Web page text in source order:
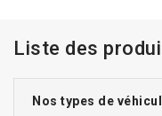
Liste des
Nos types de